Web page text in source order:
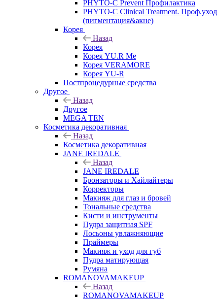
PHYTO-C Prevent Профилактика
PHYTO-C Clinical Treatment. Проф.уход
(пигментация&акне)
Корея
Назад
Корея
Корея YU.R Me
Корея VERAMORE
Корея YU-R
Постпроцедурные средства
Другое
Назад
Другое
MEGA TEN
Косметика декоративная
Назад
Косметика декоративная
JANE IREDALE
Назад
JANE IREDALE
Бронзаторы и Хайлайтеры
Корректоры
Макияж для глаз и бровей
Тональные средства
Кисти и инструменты
Пудра защитная SPF
Лосьоны увлажняющие
Праймеры
Макияж и уход для губ
Пудра матирующая
Румяна
ROMANOVAMAKEUP
Назад
ROMANOVAMAKEUP